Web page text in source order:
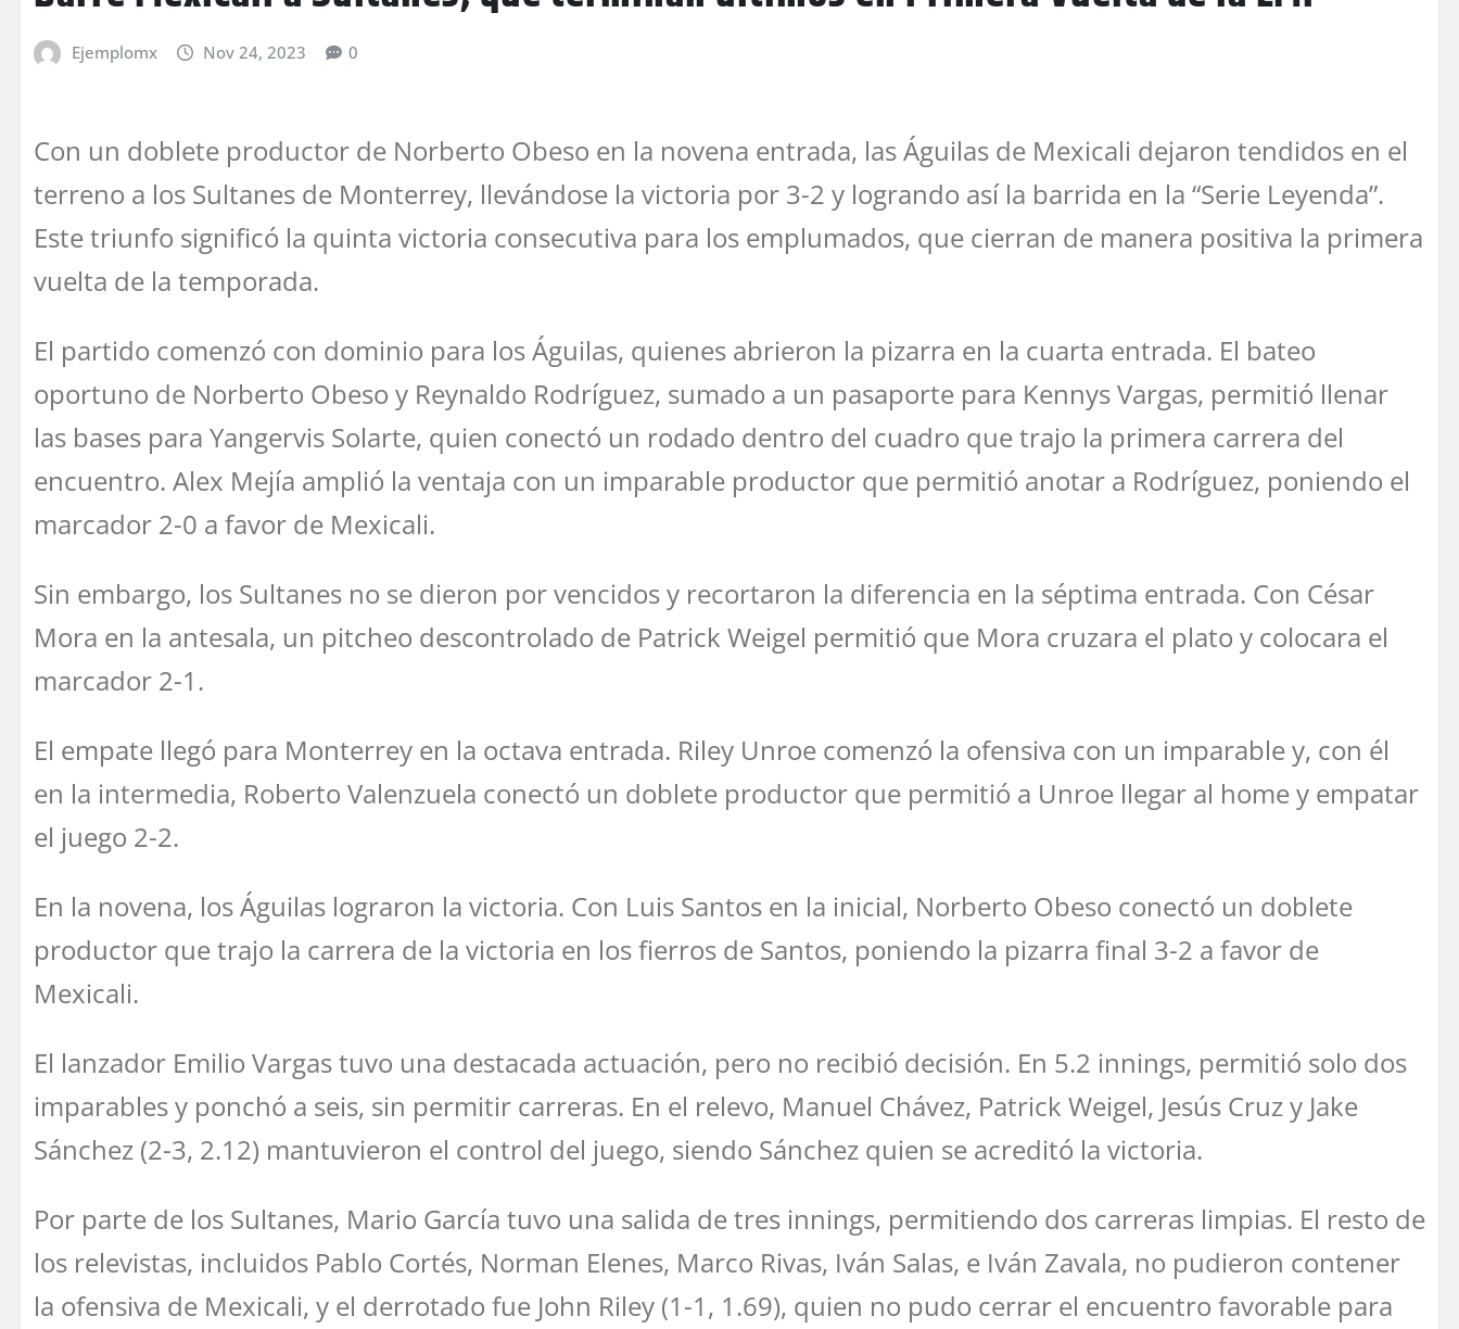
Ejemplomx Nov 24, 2023 0
Con un doblete productor de Norberto Obeso en la novena entrada, las Águilas de Mexicali dejaron tendidos en el
terreno a los Sultanes de Monterrey, llevándose la victoria por 3-2 y logrando así la barrida en la “Serie Leyenda”.
Este triunfo significó la quinta victoria consecutiva para los emplumados, que cierran de manera positiva la primera
vuelta de la temporada.
El partido comenzó con dominio para los Águilas, quienes abrieron la pizarra en la cuarta entrada. El bateo
oportuno de Norberto Obeso y Reynaldo Rodríguez, sumado a un pasaporte para Kennys Vargas, permitió llenar
las bases para Yangervis Solarte, quien conectó un rodado dentro del cuadro que trajo la primera carrera del
encuentro. Alex Mejía amplió la ventaja con un imparable productor que permitió anotar a Rodríguez, poniendo el
marcador 2-0 a favor de Mexicali.
Sin embargo, los Sultanes no se dieron por vencidos y recortaron la diferencia en la séptima entrada. Con César
Mora en la antesala, un pitcheo descontrolado de Patrick Weigel permitió que Mora cruzara el plato y colocara el
marcador 2-1.
El empate llegó para Monterrey en la octava entrada. Riley Unroe comenzó la ofensiva con un imparable y, con él
en la intermedia, Roberto Valenzuela conectó un doblete productor que permitió a Unroe llegar al home y empatar
el juego 2-2.
En la novena, los Águilas lograron la victoria. Con Luis Santos en la inicial, Norberto Obeso conectó un doblete
productor que trajo la carrera de la victoria en los fierros de Santos, poniendo la pizarra final 3-2 a favor de
Mexicali.
El lanzador Emilio Vargas tuvo una destacada actuación, pero no recibió decisión. En 5.2 innings, permitió solo dos
imparables y ponchó a seis, sin permitir carreras. En el relevo, Manuel Chávez, Patrick Weigel, Jesús Cruz y Jake
Sánchez (2-3, 2.12) mantuvieron el control del juego, siendo Sánchez quien se acreditó la victoria.
Por parte de los Sultanes, Mario García tuvo una salida de tres innings, permitiendo dos carreras limpias. El resto de
los relevistas, incluidos Pablo Cortés, Norman Elenes, Marco Rivas, Iván Salas, e Iván Zavala, no pudieron contener
la ofensiva de Mexicali, y el derrotado fue John Riley (1-1, 1.69), quien no pudo cerrar el encuentro favorable para